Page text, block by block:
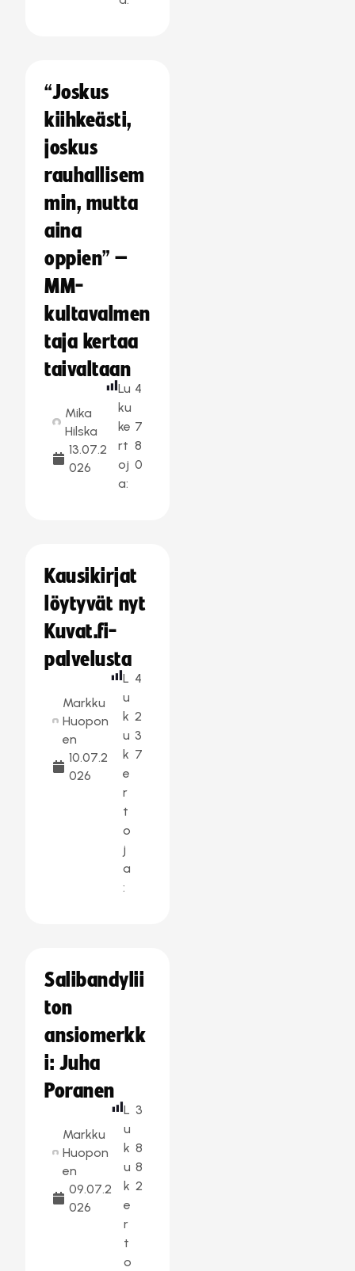
“Joskus
kiihkeästi,
joskus
rauhallisem
min, mutta
aina
oppien” –
MM-
kultavalmen
taja kertaa
taivaltaan
Mika
Hilska
13.07.2
026
Lu
ku
ke
rt
oj
a:
4
7
8
0
Kausikirjat
löytyvät nyt
Kuvat.fi-
palvelusta
Markku
Huopon
en
10.07.2
026
L
u
k
u
k
e
r
t
o
j
a
:
4
2
3
7
Salibandylii
ton
ansiomerkk
i: Juha
Poranen
Markku
Huopon
en
09.07.2
026
L
u
k
u
k
e
r
t
o
3
8
8
2